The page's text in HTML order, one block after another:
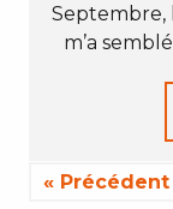
Septembre,
m’a
« Précédent